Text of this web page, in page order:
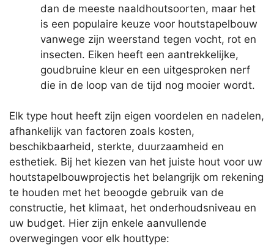
dan de meeste naaldhoutsoorten, maar het
is een populaire keuze voor houtstapelbouw
vanwege zijn weerstand tegen vocht, rot en
insecten. Eiken heeft een aantrekkelijke,
goudbruine kleur en een uitgesproken nerf
die in de loop van de tijd nog mooier wordt.
Elk type hout heeft zijn eigen voordelen en nadelen,
afhankelijk van factoren zoals kosten,
beschikbaarheid, sterkte, duurzaamheid en
esthetiek. Bij het kiezen van het juiste hout voor uw
houtstapelbouwprojectis het belangrijk om rekening
te houden met het beoogde gebruik van de
constructie, het klimaat, het onderhoudsniveau en
uw budget. Hier zijn enkele aanvullende
overwegingen voor elk houttype: